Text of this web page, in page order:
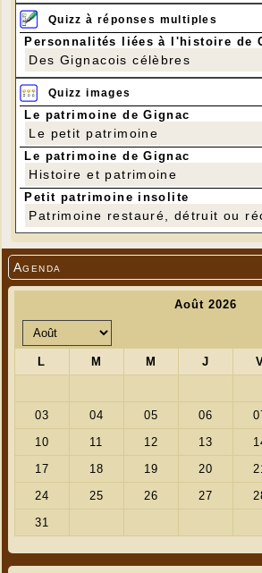
Agenda
Quizz à réponses multiples
Personnalités liées à l'histoire de
Des Gignacois célèbres
Quizz images
Le patrimoine de Gignac
Le petit patrimoine
Le patrimoine de Gignac
Histoire et patrimoine
Petit patrimoine insolite
Patrimoine restauré, détruit ou